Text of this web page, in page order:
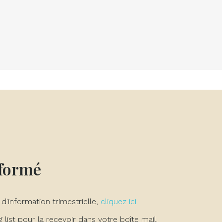
trimestrielle, cliquez ici.
list pour la recevoir dans votre boîte mail.